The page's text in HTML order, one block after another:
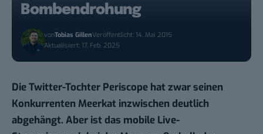
Bombendrohung
vonTobias GillenVeröffentlicht: 14. Mai 2015
Aktualisiert: 17. Feb. 2025
Die Twitter-Tochter Periscope hat zwar seinen
Konkurrenten Meerkat inzwischen deutlich
abgehängt. Aber ist das mobile Live-